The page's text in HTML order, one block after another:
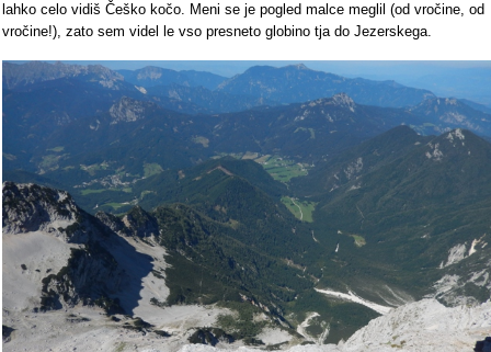
lahko celo vidiš Češko kočo. Meni se je pogled malce meglil (od vročine, od
vročine!), zato sem videl le vso presneto globino tja do Jezerskega.